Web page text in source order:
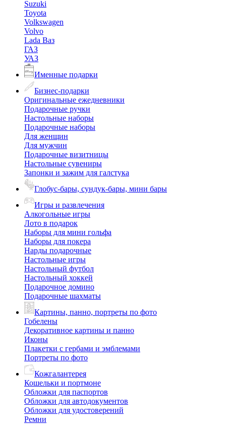
Suzuki
Toyota
Volkswagen
Volvo
Lada Ваз
ГАЗ
УАЗ
Именные подарки
Бизнес-подарки
Оригинальные ежедневники
Подарочные ручки
Настольные наборы
Подарочные наборы
Для женщин
Для мужчин
Подарочные визитницы
Настольные сувениры
Запонки и зажим для галстука
Глобус-бары, сундук-бары, мини бары
Игры и развлечения
Алкогольные игры
Лото в подарок
Наборы для мини гольфа
Наборы для покера
Нарды подарочные
Настольные игры
Настольный футбол
Настольный хоккей
Подарочное домино
Подарочные шахматы
Картины, панно, портреты по фото
Гобелены
Декоративное картины и панно
Иконы
Плакетки с гербами и эмблемами
Портреты по фото
Кожгалантерея
Кошельки и портмоне
Обложки для паспортов
Обложки для автодокументов
Обложки для удостоверений
Ремни